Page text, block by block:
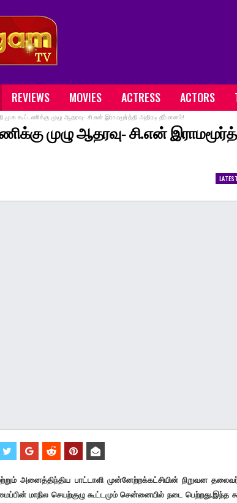
REVIEWS MOVIES ACTRESS ACTORS
கூட்டணிக்கு முழு ஆதரவு- சி.என் இராமமூர்த்தி அதிரடி தீர்மானம்!
முழு ஆதரவு- சி.என்
அனைத்திந்திய பாட்டாளி முன்னேற்றக்கட்சியின் நிறுவன
மாநில செயற்குழு கூட்டமும் சென்னையில் நடை பெற்றது.இந்த